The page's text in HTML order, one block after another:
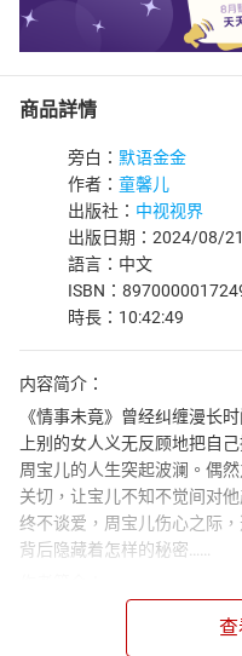
商品詳情
旁白： 默语金金
作者： 童馨儿
出版社： 中视视界
出版日期：2024/08/21
語言：中文
ISBN：
時長：10:42:49
内容简介：
《情事未竟》曾经纠缠漫长
上别的女人义无反顾地把自
周宝儿的人生突起波澜。偶
关切，让宝儿不知不觉间对
终不谈爱，周宝儿伤心之际
背后隐藏着怎样的秘密……
童馨儿：深具领袖之风的狮
束了对文字的单恋，投入与